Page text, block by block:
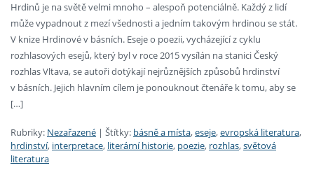
Hrdinů je na světě velmi mnoho – alespoň potenciálně. Každý z lidí
může vypadnout z mezí všednosti a jedním takovým hrdinou se stát.
V knize Hrdinové v básních. Eseje o poezii, vycházející z cyklu
rozhlasových esejů, který byl v roce 2015 vysílán na stanici Český
rozhlas Vltava, se autoři dotýkají nejrůznějších způsobů hrdinství
v básních. Jejich hlavním cílem je ponouknout čtenáře k tomu, aby se
[…]
Rubriky: Nezařazené | Štítky: básně a místa,eseje,evropská literatura,
hrdinství, interpretace, literární historie, poezie, rozhlas,světová
literatura